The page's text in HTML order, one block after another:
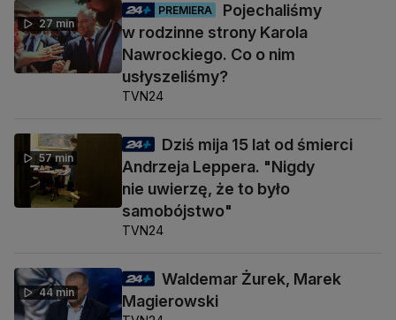
27 min
PREMIERA
Pojechaliśmy
w rodzinne strony Karola
Nawrockiego. Co o nim
usłyszeliśmy?
TVN24
57 min
Dziś mija 15 lat od śmierci
Andrzeja Leppera. "Nigdy
nie uwierzę, że to było
samobójstwo"
TVN24
44 min
Waldemar Żurek, Marek
Magierowski